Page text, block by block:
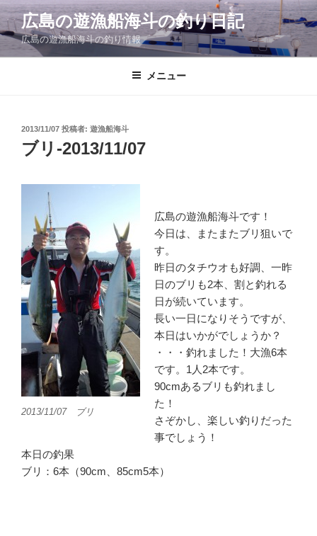
コ
ン
ン
広島の遊漁船海斗の釣り日記
広島の遊漁船海斗の釣り情報
メニュー
投
稿
日:
2013/11/07 投稿者: 遊漁船海斗
ブリ-2013/11/07
2013/11/07 ブリ
広島の遊漁船海斗です！
今日は、またまたブリ狙いで
す。
昨日のタチウオも好調、一昨
日のブリも2本、割と釣れる
日が続いています。
長い一日になりそうですが、
本日はいかがでしょうか？
・・・釣れました！大漁6本
です。1人2本です。
90cmあるブリも釣れまし
た！
さぞかし、楽しい釣りだった
事でしょう！
本日の釣果
ブリ：6本（90cm、85cm5本）